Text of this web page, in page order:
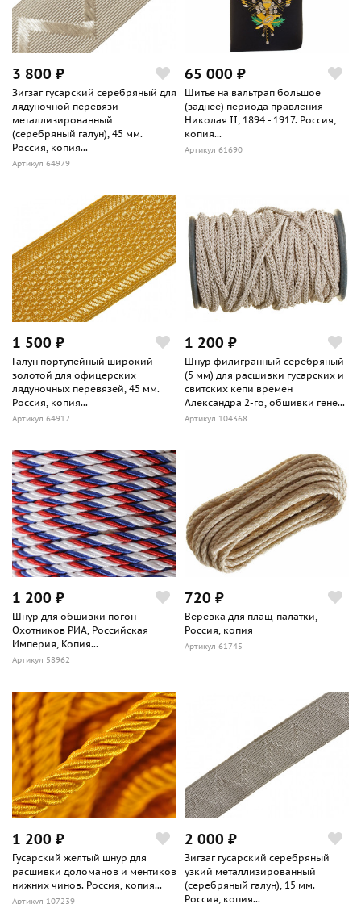
3 800 ₽
Зигзаг гусарский серебряный для
лядуночной перевязи
металлизированный
(серебряный галун), 45 мм.
Россия, копия...
Артикул 64979
65 000 ₽
Шитье на вальтрап большое
(заднее) периода правления
Николая II, 1894 - 1917. Россия,
копия...
Артикул 61690
1 500 ₽
Галун портупейный широкий
золотой для офицерских
лядуночных перевязей, 45 мм.
Россия, копия...
Артикул 64912
1 200 ₽
Шнур филигранный серебряный
(5 мм) для расшивки гусарских и
свитских кепи времен
Александра 2-го, обшивки гене...
Артикул 104368
1 200 ₽
Шнур для обшивки погон
Охотников РИА, Российская
Империя, Копия...
Артикул 58962
720 ₽
Веревка для плащ-палатки,
Россия, копия
Артикул 61745
1 200 ₽
Гусарский желтый шнур для
расшивки доломанов и ментиков
нижних чинов. Россия, копия...
Артикул 107239
2 000 ₽
Зигзаг гусарский серебряный
узкий металлизированный
(серебряный галун), 15 мм.
Россия, копия...